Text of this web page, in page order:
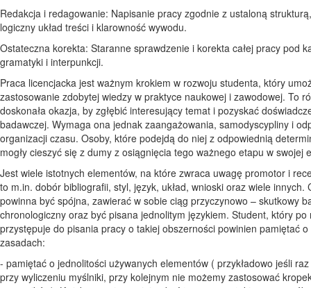
Redakcja i redagowanie: Napisanie pracy zgodnie z ustaloną
logiczny układ treści i klarowność wywodu.
Ostateczna korekta: Staranne sprawdzenie i korekta całej pracy pod
gramatyki i interpunkcji.
Praca licencjacka jest ważnym krokiem w rozwoju studenta, który
zastosowanie zdobytej wiedzy w praktyce naukowej i zawodowej. To
doskonała okazja, by zgłębić interesujący temat i pozyskać
badawczej. Wymaga ona jednak zaangażowania, samodyscypliny i
organizacji czasu. Osoby, które podejdą do niej z odpowiednią
mogły cieszyć się z dumy z osiągnięcia tego ważnego etapu w swojej
Jest wiele istotnych elementów, na które zwraca uwagę promotor i
to m.in. dobór bibliografii, styl, język, układ, wnioski oraz wiele innych.
powinna być spójna, zawierać w sobie ciąg przyczynowo – skutkowy
chronologiczny oraz być pisana jednolitym językiem. Student, który po
przystępuje do pisania pracy o takiej obszerności powinien pamiętać o
zasadach:
- pamiętać o jednolitości używanych elementów ( przykładowo jeśli
przy wyliczeniu myślniki, przy kolejnym nie możemy zastosować